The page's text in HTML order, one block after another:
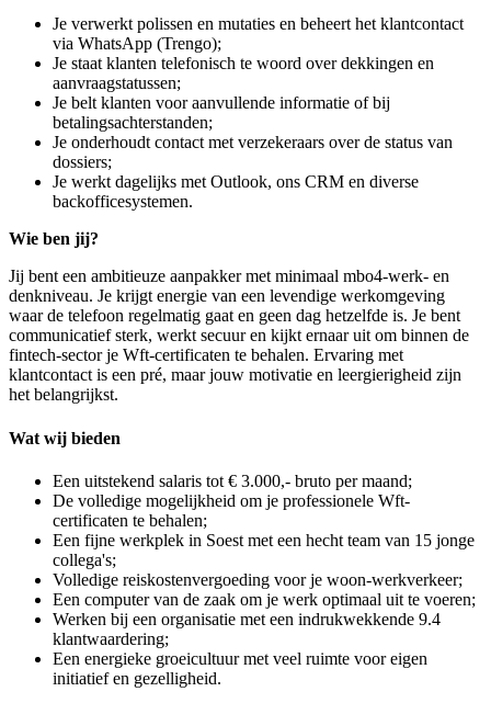
Je verwerkt polissen en mutaties en beheert het klantcontact
via WhatsApp (Trengo);
Je staat klanten telefonisch te woord over dekkingen en
aanvraagstatussen;
Je belt klanten voor aanvullende informatie of bij
betalingsachterstanden;
Je onderhoudt contact met verzekeraars over de status van
dossiers;
Je werkt dagelijks met Outlook, ons CRM en diverse
backofficesystemen.
Wie ben jij?
Jij bent een ambitieuze aanpakker met minimaal mbo4-werk- en
denkniveau. Je krijgt energie van een levendige werkomgeving
waar de telefoon regelmatig gaat en geen dag hetzelfde is. Je bent
communicatief sterk, werkt secuur en kijkt ernaar uit om binnen de
fintech-sector je Wft-certificaten te behalen. Ervaring met
klantcontact is een pré, maar jouw motivatie en leergierigheid zijn
het belangrijkst.
Wat wij bieden
Een uitstekend salaris tot € 3.000,- bruto per maand;
De volledige mogelijkheid om je professionele Wft-
certificaten te behalen;
Een fijne werkplek in Soest met een hecht team van 15 jonge
collega's;
Volledige reiskostenvergoeding voor je woon-werkverkeer;
Een computer van de zaak om je werk optimaal uit te voeren;
Werken bij een organisatie met een indrukwekkende 9.4
klantwaardering;
Een energieke groeicultuur met veel ruimte voor eigen
initiatief en gezelligheid.